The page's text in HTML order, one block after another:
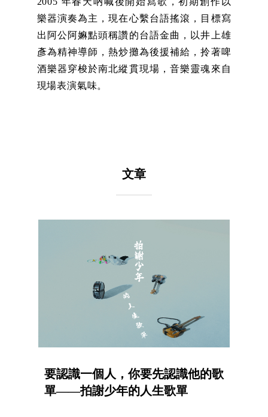
樂器演奏為主，現在心繫台語搖滾，目標寫
出阿公阿嫲點頭稱讚的台語金曲，以井上雄
彥為精神導師，熱炒攤為後援補給，拎著啤
酒樂器穿梭於南北縱貫現場，音樂靈魂來自
現場表演氣味。
文章
要認識一個人，你要先認識他的歌
單——拍謝少年的人生歌單